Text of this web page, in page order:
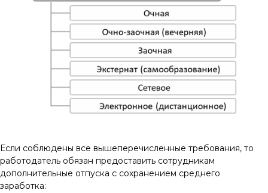
Если соблюдены все вышеперечисленные требования, то
работодатель обязан предоставить сотрудникам
дополнительные отпуска с сохранением среднего
заработка: